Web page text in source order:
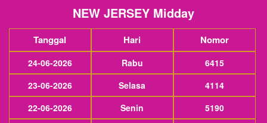
NEW JERSEY Midday
Tanggal Hari Nomor
24-06-2026 Rabu
6415
23-06-2026
Selasa
4114
22-06-2026
Senin
5190